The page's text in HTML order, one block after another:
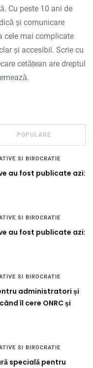
Cu peste 10 ani de
și comunicare
cele mai complicate
și accesibil. Scrie cu
cetățean are dreptul
POPULARE
SI BIROCRATIE
au fost publicate azi:
SI BIROCRATIE
au fost publicate azi:
SI BIROCRATIE
administratori și
îl cere ONRC și
SI BIROCRATIE
specială pentru